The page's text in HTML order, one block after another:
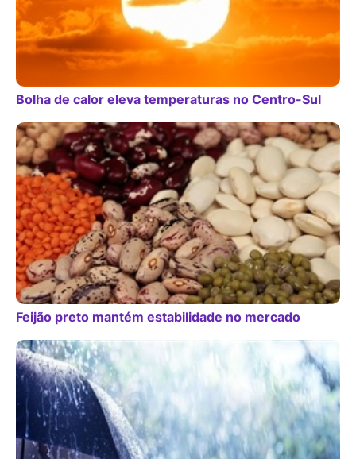
Bolha de calor eleva temperaturas no Centro-Sul
Feijão preto mantém estabilidade no mercado